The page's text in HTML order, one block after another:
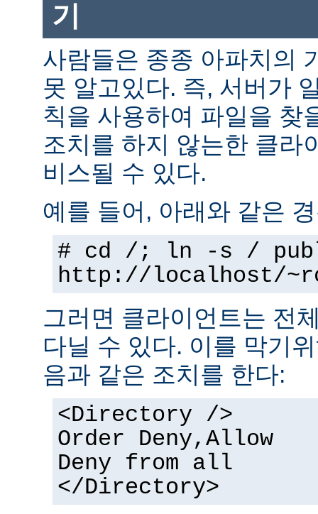
기
사람들은 종종 아파치의
못 알고있다. 즉, 서버가
칙을 사용하여 파일을 찾
조치를 하지 않는한 클라
비스될 수 있다.
예를 들어, 아래와 같은
# cd /; ln -s /
http://localhost/
그러면 클라이언트는 전
다닐 수 있다. 이를 막기
음과 같은 조치를 한다:
<Directory />
Order Deny,Allow
Deny from all
</Directory>